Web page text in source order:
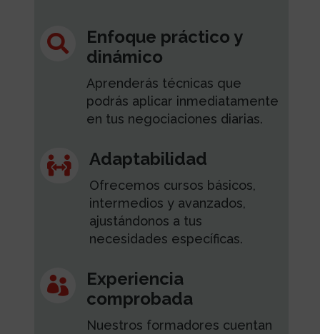

Enfoque práctico y
dinámico
Aprenderás técnicas que
podrás aplicar inmediatamente
en tus negociaciones diarias.
 Adaptabilidad
Ofrecemos cursos básicos,
intermedios y avanzados,
ajustándonos a tus
necesidades específicas.

Experiencia
comprobada
Nuestros formadores cuentan